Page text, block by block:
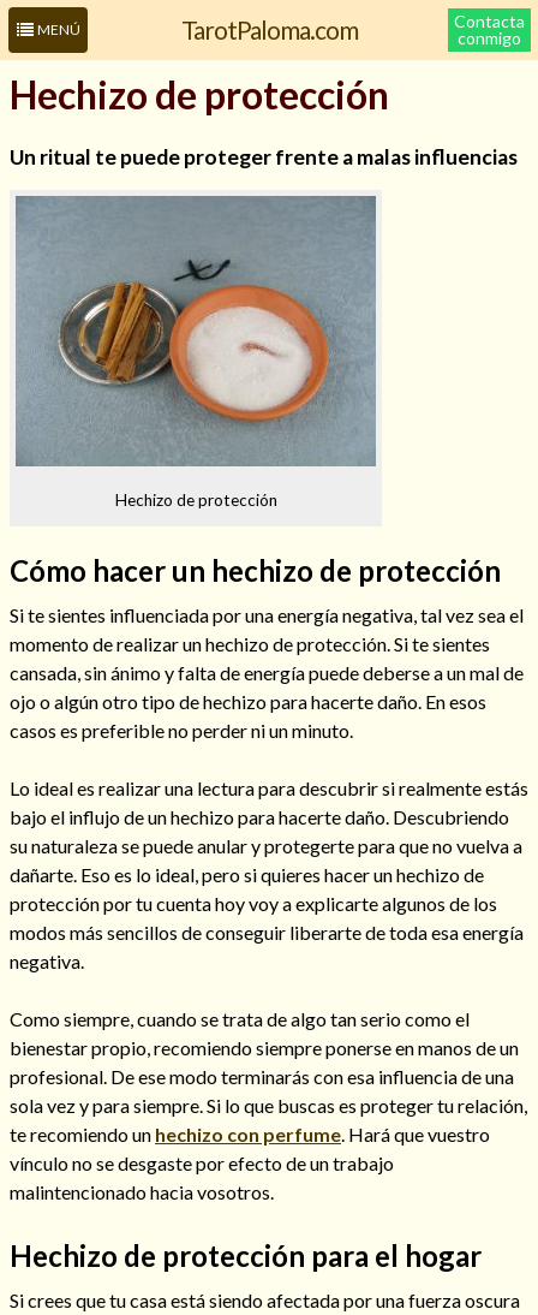
MENÚ TarotPaloma.com
Contacta
conmigo
Leer más sobre mí
Hechizo de protección
Un ritual te puede proteger frente a malas influencias
Hechizo de protección
Cómo hacer un hechizo de protección
Si te sientes influenciada por una energía negativa, tal vez sea el
momento de realizar un hechizo de protección. Si te sientes
cansada, sin ánimo y falta de energía puede deberse a un mal de
ojo o algún otro tipo de hechizo para hacerte daño. En esos
casos es preferible no perder ni un minuto.
Lo ideal es realizar una lectura para descubrir si realmente estás
bajo el influjo de un hechizo para hacerte daño. Descubriendo
su naturaleza se puede anular y protegerte para que no vuelva a
dañarte. Eso es lo ideal, pero si quieres hacer un hechizo de
protección por tu cuenta hoy voy a explicarte algunos de los
modos más sencillos de conseguir liberarte de toda esa energía
negativa.
Como siempre, cuando se trata de algo tan serio como el
bienestar propio, recomiendo siempre ponerse en manos de un
profesional. De ese modo terminarás con esa influencia de una
sola vez y para siempre. Si lo que buscas es proteger tu relación,
te recomiendo un hechizo con perfume . Hará que vuestro
vínculo no se desgaste por efecto de un trabajo
malintencionado hacia vosotros.
Hechizo de protección para el hogar
Si crees que tu casa está siendo afectada por una fuerza oscura